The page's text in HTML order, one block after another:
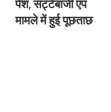
सांसद
मिमी
चक्रवर्ती
मामले में हुई पूछताछ